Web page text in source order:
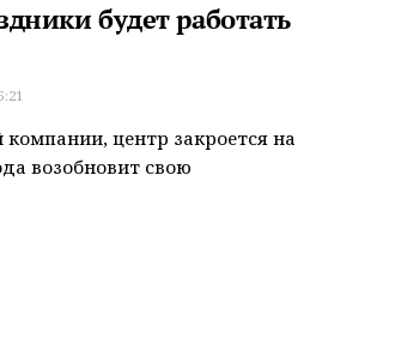
будет работать
центр закроется на
возобновит свою